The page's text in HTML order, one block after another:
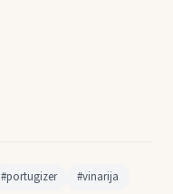
#portugizer
#vinarija